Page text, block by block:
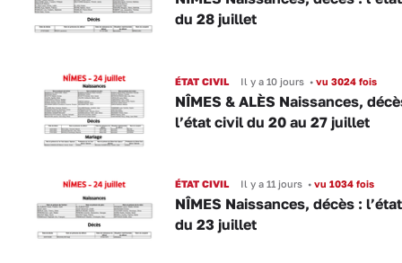
du 28 juillet
ÉTAT CIVIL Il y a 10 jours •vu 3024 fois
NÎMES & ALÈS Naissances,
l’état civil du 20 au 27 juillet
ÉTAT CIVIL Il y a 11 jours •vu 1034 fois
NÎMES Naissances, décès :
du 23 juillet